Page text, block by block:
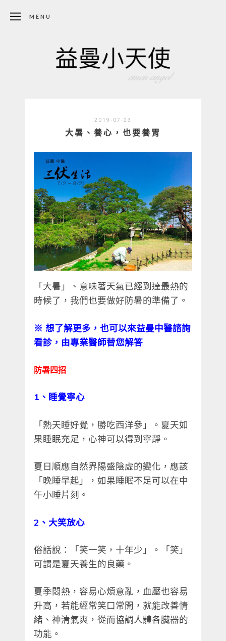
MENU
2019-07-23
大暑、養心，也要養胃
「大暑」、意味著天氣已經到達最熱的
時候了，我們也要做好防暑的準備了。
※ 想了解更多，也可以來益曼中醫諮詢
看診，由專業醫師替您解答
防暑四招
1 、睡覺寧心
「熱天睡好覺，勝吃西洋參」。夏天如
果睡眠充足，心神可以得到寧靜。
夏日順應自然界陽盛陰虛的變化，應該
「晚睡早起」，如果睡眠不足可以在中
午小睡片刻。
2 、大笑放心
俗話說：「笑一笑，十年少」。「笑」
可謂是夏天養生的良藥。
夏季悶熱，容易心煩意亂，血壓也容易
升高，若能經常笑口常開，就能改善情
緒、神清氣爽，從而協調人體各臟器的
功能。